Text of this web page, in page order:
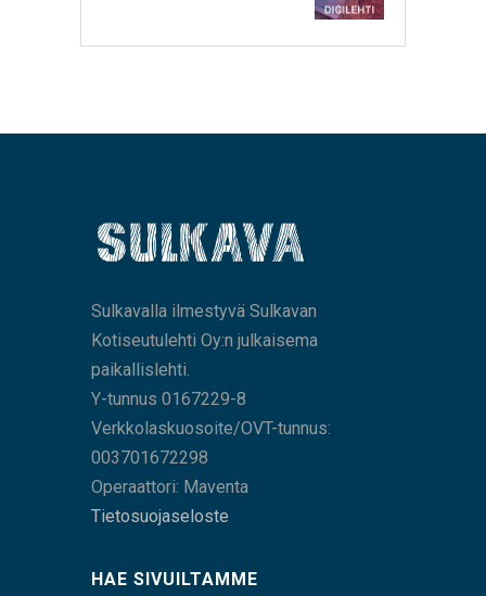
Sulkavalla ilmestyvä Sulkavan
Kotiseutulehti Oy:n julkaisema
paikallislehti.
Y-tunnus 0167229-8
Verkkolaskuosoite/OVT-tunnus:
003701672298
Operaattori: Maventa
Tietosuojaseloste
HAE SIVUILTAMME